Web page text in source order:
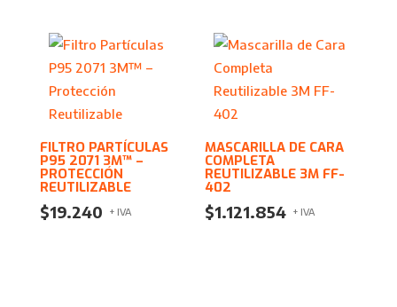
FILTRO PARTÍCULAS
P95 2071 3M™ –
PROTECCIÓN
REUTILIZABLE
$19.240 + IVA
MASCARILLA DE CARA
COMPLETA
REUTILIZABLE 3M FF-
402
$1.121.854 + IVA